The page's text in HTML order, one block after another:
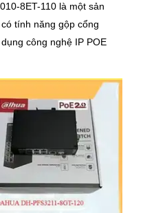
8ET-110 là một sản
công nghệ IP POE